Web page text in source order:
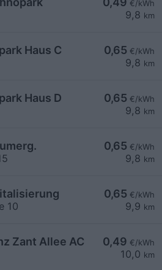
€/kWh
9,8 km
0,65 €/kWh
9,8 km
Haus C
0,65 €/kWh
9,8 km
Haus D
0,65 €/kWh
9,8 km
0,65 €/kWh
9,9 km
10
0,49 €/kWh
10,0 km
Zant Allee AC